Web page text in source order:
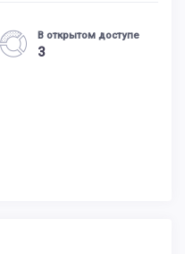
В открытом доступе
3